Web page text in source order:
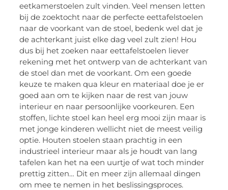
eetkamerstoelen zult vinden. Veel mensen letten
bij de zoektocht naar de perfecte eettafelstoelen
naar de voorkant van de stoel, bedenk wel dat je
de achterkant juist elke dag veel zult zien! Hou
dus bij het zoeken naar eettafelstoelen liever
rekening met het ontwerp van de achterkant van
de stoel dan met de voorkant. Om een goede
keuze te maken qua kleur en materiaal doe je er
goed aan om te kijken naar de rest van jouw
interieur en naar persoonlijke voorkeuren. Een
stoffen, lichte stoel kan heel erg mooi zijn maar is
met jonge kinderen wellicht niet de meest veilig
optie. Houten stoelen staan prachtig in een
industrieel interieur maar als je houdt van lang
tafelen kan het na een uurtje of wat toch minder
prettig zitten… Dit en meer zijn allemaal dingen
om mee te nemen in het beslissingsproces.